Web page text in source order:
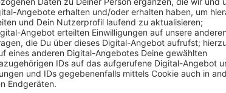
können drei Hubschrauber gleichzeitig auf
landen. Aktuell wird dort ein rund 1.200
April soll es fertig sein. Bis August entsteht
Rettungshubschrauber „Christoph 25“. Aktuell
oberhalb der Diakonie-Verwaltung in der
wegen einer Richtlinienänderung